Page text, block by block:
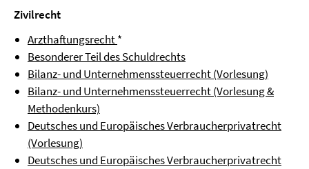
Zivilrecht
Arzthaftungsrecht*
Besonderer Teil des Schuldrechts
Bilanz- und Unternehmenssteuerrecht (Vorlesung)
Bilanz- und Unternehmenssteuerrecht (Vorlesung &
Methodenkurs)
Deutsches und Europäisches Verbraucherprivatrecht
(Vorlesung)
Deutsches und Europäisches Verbraucherprivatrecht